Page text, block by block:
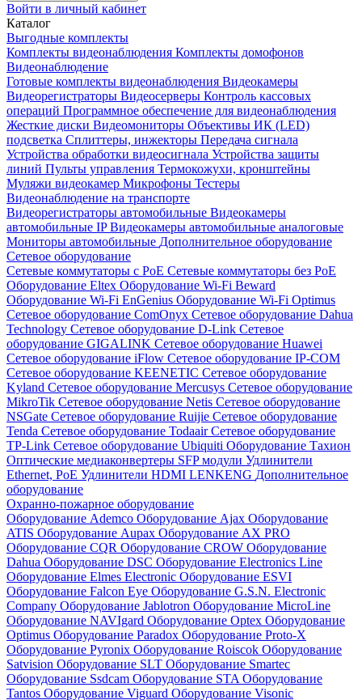
Войти в личный кабинет
Каталог
Выгодные комплекты
Комплекты видеонаблюдения Комплекты домофонов
Видеонаблюдение
Готовые комплекты видеонаблюдения Видеокамеры
Видеорегистраторы Видеосерверы Контроль кассовых
операций Программное обеспечение для видеонаблюдения
Жесткие диски Видеомониторы Объективы ИК (LED)
подсветка Сплиттеры, инжекторы Передача сигнала
Устройства обработки видеосигнала Устройства защиты
линий Пульты управления Термокожухи, кронштейны
Муляжи видеокамер Микрофоны Тестеры
Видеонаблюдение на транспорте
Видеорегистраторы автомобильные Видеокамеры
автомобильные IPВидеокамеры автомобильные аналоговые
Мониторы автомобильные Дополнительное оборудование
Сетевое оборудование
Сетевые коммутаторы с РоЕ Сетевые коммутаторы без РоЕ
Оборудование Eltex Оборудование Wi-Fi Beward
Оборудование Wi-Fi EnGenius Оборудование Wi-Fi Optimus
Сетевое оборудование ComOnyx Сетевое оборудование Dahua
Technology Сетевое оборудование D-Link Сетевое
оборудование GIGALINK Сетевое оборудование Huawei
Сетевое оборудование iFlow Сетевое оборудование IP-COM
Сетевое оборудование KEENETIC Сетевое оборудование
Kyland Сетевое оборудование Mercusys Сетевое оборудование
MikroTik Сетевое оборудование Netis Сетевое оборудование
NSGate Сетевое оборудование Ruijie Сетевое оборудование
Tenda Сетевое оборудование TodaairСетевое оборудование
TP-Link Сетевое оборудование Ubiquiti Оборудование Тахион
Оптические медиаконвертеры SFP модули Удлинители
Ethernet, PoE Удлинители HDMI LENKENG Дополнительное
оборудование
Охранно-пожарное оборудование
Оборудование Ademco Оборудование Ajax Оборудование
ATIS Оборудование Aupax Оборудование AX PRO
Оборудование CQR Оборудование CROW Оборудование
Dahua Оборудование DSC Оборудование Electronics Line
Оборудование Elmes Electronic Оборудование ESVI
Оборудование Falcon Eye Оборудование G.S.N. Electronic
Company Оборудование Jablotron Оборудование MicroLine
Оборудование NAVIgard Оборудование Optex Оборудование
Optimus Оборудование Paradox Оборудование Proto-X
Оборудование Pyronix Оборудование Roiscok Оборудование
Satvision Оборудование SLT Оборудование Smartec
Оборудование Ssdcam Оборудование STA Оборудование
Tantos Оборудование Viguard Оборудование Visonic